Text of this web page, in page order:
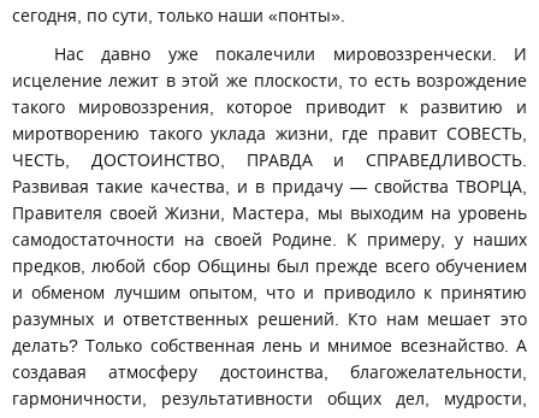
сегодня, по сути, только наши «понты».
Нас давно уже покалечили мировоззренчески. И
исцеление лежит в этой же плоскости, то есть возрождение
такого мировоззрения, которое приводит к развитию и
миротворению такого уклада жизни, где правит СОВЕСТЬ,
ЧЕСТЬ, ДОСТОИНСТВО, ПРАВДА и СПРАВЕДЛИВОСТЬ.
Развивая такие качества, и в придачу — свойства ТВОРЦА,
Правителя своей Жизни, Мастера, мы выходим на уровень
самодостаточности на своей Родине. К примеру, у наших
предков, любой сбор Общины был прежде всего обучением
и обменом лучшим опытом, что и приводило к принятию
разумных и ответственных решений. Кто нам мешает это
делать? Только собственная лень и мнимое всезнайство. А
создавая атмосферу достоинства, благожелательности,
гармоничности, результативности общих дел, мудрости,